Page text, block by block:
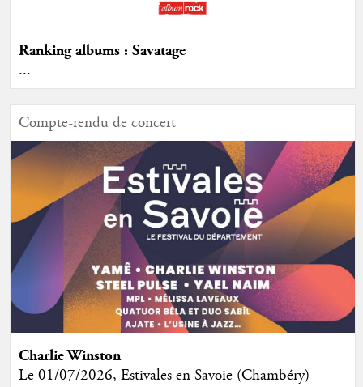
Ranking albums : Savatage
...
Compte-rendu de concert
Charlie Winston
Le 01/07/2026, Estivales en Savoie (Chambéry)